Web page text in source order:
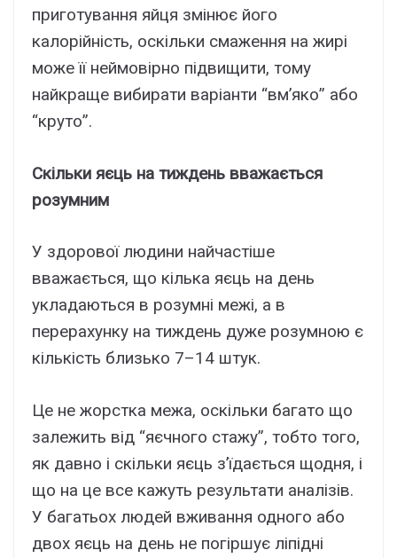
приготування яйця змінює його
калорійність, оскільки смаження на жирі
може її неймовірно підвищити, тому
найкраще вибирати варіанти “вм’яко” або
“круто”.
Скільки яєць на тиждень вважається
розумним
У здорової людини найчастіше
вважається, що кілька яєць на день
укладаються в розумні межі, а в
перерахунку на тиждень дуже розумною є
кількість близько 7–14 штук.
Це не жорстка межа, оскільки багато що
залежить від “яєчного стажу”, тобто того,
як давно і скільки яєць з’їдається щодня, і
що на це все кажуть результати аналізів.
У багатьох людей вживання одного або
двох яєць на день не погіршує ліпідні